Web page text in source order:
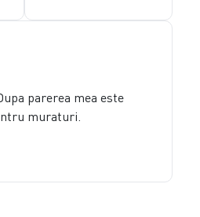
parerea mea este
muraturi.